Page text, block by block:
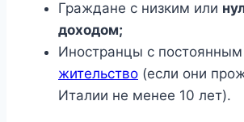
Граждане с низким или
доходом;
Иностранцы с постоянным
жительство (если они
Италии не менее 10 лет).